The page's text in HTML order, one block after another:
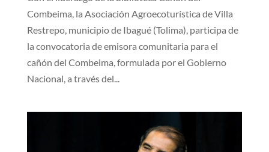
Combeima, la Asociación Agroecoturística de Villa
Restrepo, municipio de Ibagué (Tolima), participa de
la convocatoria de emisora comunitaria para el
cañón del Combeima, formulada por el Gobierno
Nacional, a través del...